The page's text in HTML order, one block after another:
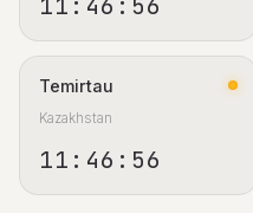
Temirtau
Kazakhstan
11:46:57